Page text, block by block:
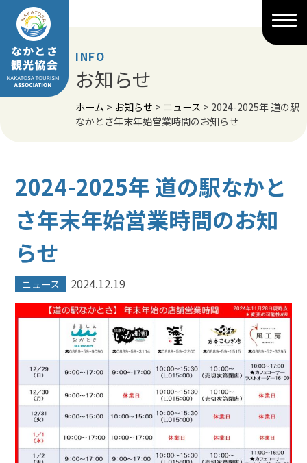
Skip
content
INFO
お知らせ
ホーム > お知らせ > ニュース > 2024-2025年 道の駅
なかとさ年末年始営業時間のお知らせ
2024-2025年 道の駅なかと
さ年末年始営業時間のお知
らせ
ニュース 2024.12.19